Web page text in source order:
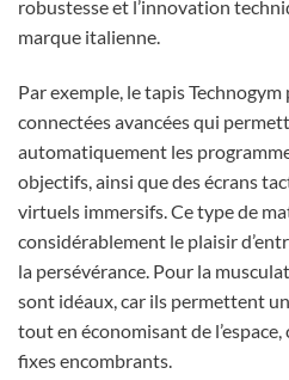
robustesse et l’innovation
marque italienne.
Par exemple, le tapis
connectées avancées qui
automatiquement les
objectifs, ainsi que des écrans
virtuels immersifs. Ce type de
considérablement le plaisir
la persévérance. Pour la
sont idéaux, car ils permettent
tout en économisant de
fixes encombrants.